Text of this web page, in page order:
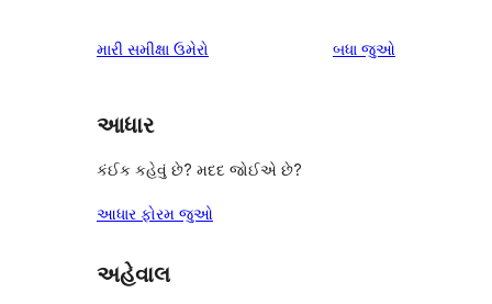
મારી સમીક્ષા ઉમેરો બધા સમીક્ષાઓ
જુઓ
આધાર
કંઈક કહેવું છે? મદદ જોઈએ છે?
આધાર ફોરમ જુઓ
અહેવાલ